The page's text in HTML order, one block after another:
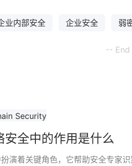
业内部安全 企业安全 弱
--
安全中的作用是什么
演着关键角色，它帮助安全专家